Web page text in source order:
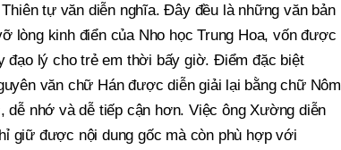
tự văn diễn nghĩa. Đây đều là những văn bản
lòng kinh điển của Nho học Trung Hoa, vốn được
đạo lý cho trẻ em thời bấy giờ. Điểm đặc biệt
văn chữ Hán được diễn giải lại bằng chữ Nôm
nhớ và dễ tiếp cận hơn. Việc ông Xường diễn
giữ được nội dung gốc mà còn phù hợp với